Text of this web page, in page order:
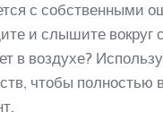
с собственными
и слышите вокруг
в воздухе?
чтобы полностью